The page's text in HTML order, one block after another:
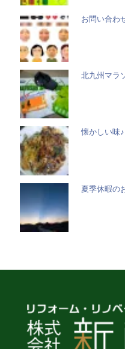
お問い合わ
北九州マラ
懐かしい味♪
夏季休暇の